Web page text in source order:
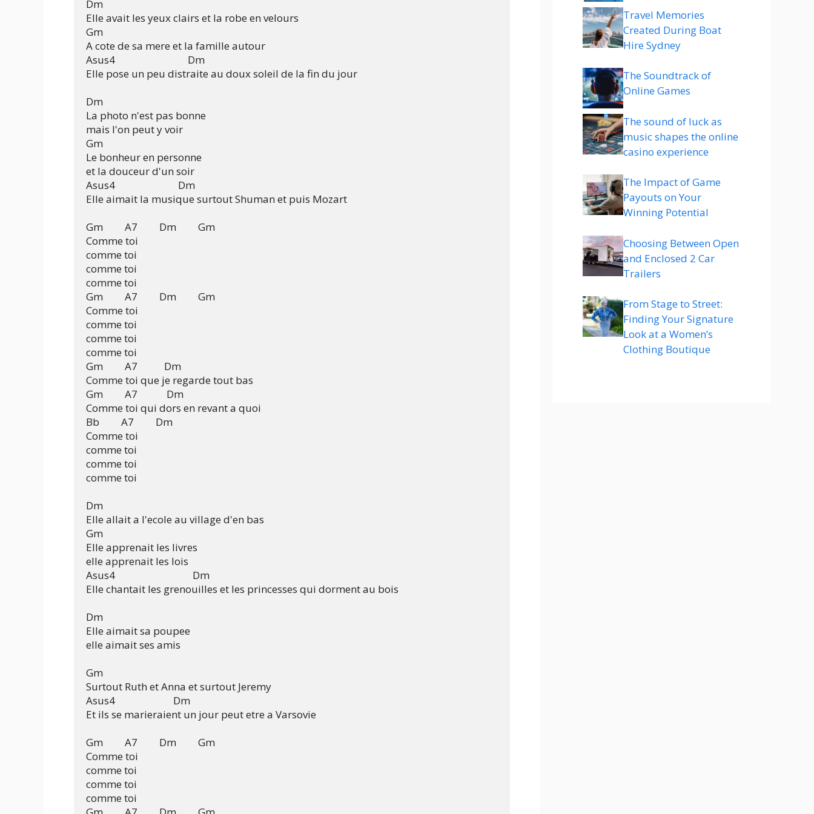
Dm
Elle avait les yeux clairs et la robe en velours
Gm
A cote de sa mere et la famille autour
Asus4                              Dm
Elle pose un peu distraite au doux soleil de la fin du jour
Dm
La photo n'est pas bonne
mais l'on peut y voir
Gm
Le bonheur en personne
et la douceur d'un soir
Asus4                          Dm
Elle aimait la musique surtout Shuman et puis Mozart
Gm         A7         Dm         Gm
Comme toi
comme toi
comme toi
comme toi
Gm         A7         Dm         Gm
Comme toi
comme toi
comme toi
comme toi
Gm         A7           Dm
Comme toi que je regarde tout bas
Gm         A7            Dm
Comme toi qui dors en revant a quoi
Bb         A7         Dm
Comme toi
comme toi
comme toi
comme toi
Dm
Elle allait a l'ecole au village d'en bas
Gm
Elle apprenait les livres
elle apprenait les lois
Asus4                                Dm
Elle chantait les grenouilles et les princesses qui dorment au bois
Dm
Elle aimait sa poupee
elle aimait ses amis
Gm
Surtout Ruth et Anna et surtout Jeremy
Asus4                        Dm
Et ils se marieraient un jour peut etre a Varsovie
Gm         A7         Dm         Gm
Comme toi
comme toi
comme toi
comme toi
Travel Memories
Created During Boat
Hire Sydney
The Soundtrack of
Online Games
The sound of luck as
music shapes the online
casino experience
The Impact of Game
Payouts on Your
Winning Potential
Choosing Between Open
and Enclosed 2 Car
Trailers
From Stage to Street:
Finding Your Signature
Look at a Women’s
Clothing Boutique